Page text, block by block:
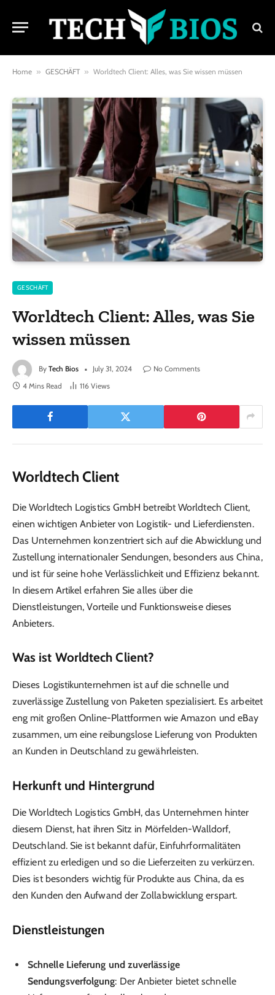
Home » GESCHÄFT » Worldtech Client: Alles, was Sie wissen müssen
GESCHÄFT
Worldtech Client: Alles, was Sie
wissen müssen
By Tech Bios July 31, 2024
No Comments
4 Mins Read
116 Views
Worldtech Client
Die Worldtech Logistics GmbH betreibt Worldtech Client,
einen wichtigen Anbieter von Logistik- und Lieferdiensten.
Das Unternehmen konzentriert sich auf die Abwicklung und
Zustellung internationaler Sendungen, besonders aus China,
und ist für seine hohe Verlässlichkeit und Effizienz bekannt.
In diesem Artikel erfahren Sie alles über die
Dienstleistungen, Vorteile und Funktionsweise dieses
Anbieters.
Was ist Worldtech Client?
Dieses Logistikunternehmen ist auf die schnelle und
zuverlässige Zustellung von Paketen spezialisiert. Es arbeitet
eng mit großen Online-Plattformen wie Amazon und eBay
zusammen, um eine reibungslose Lieferung von Produkten
an Kunden in Deutschland zu gewährleisten.
Herkunft und Hintergrund
Die Worldtech Logistics GmbH, das Unternehmen hinter
diesem Dienst, hat ihren Sitz in Mörfelden-Walldorf,
Deutschland. Sie ist bekannt dafür, Einfuhrformalitäten
effizient zu erledigen und so die Lieferzeiten zu verkürzen.
Dies ist besonders wichtig für Produkte aus China, da es
den Kunden den Aufwand der Zollabwicklung erspart.
Dienstleistungen
Schnelle Lieferung und zuverlässige
Sendungsverfolgung: Der Anbieter bietet schnelle